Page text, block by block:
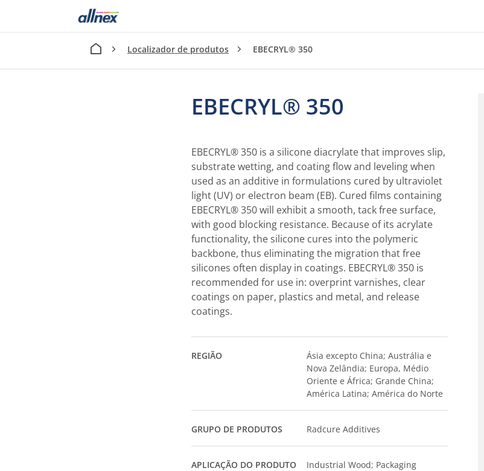
Localizador de produtos EBECRYL® 350
EBECRYL® 350
EBECRYL® 350 is a silicone diacrylate that improves slip,
substrate wetting, and coating flow and leveling when
used as an additive in formulations cured by ultraviolet
light (UV) or electron beam (EB). Cured films containing
EBECRYL® 350 will exhibit a smooth, tack free surface,
with good blocking resistance. Because of its acrylate
functionality, the silicone cures into the polymeric
backbone, thus eliminating the migration that free
silicones often display in coatings. EBECRYL® 350 is
recommended for use in: overprint varnishes, clear
coatings on paper, plastics and metal, and release
coatings.
REGIÃO
Ásia excepto China; Austrália e
Nova Zelândia; Europa, Médio
Oriente e África; Grande China;
América Latina; América do Norte
GRUPO DE PRODUTOS Radcure Additives
APLICAÇÃO DO PRODUTO
Industrial Wood; Packaging